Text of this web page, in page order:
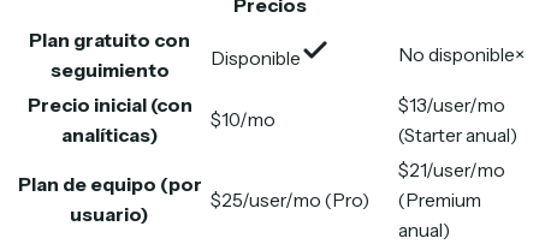
Precios
Plan gratuito con
seguimiento
Disponible No disponible×
Precio inicial (con
analíticas)
$10/mo
$13/user/mo
(Starter anual)
Plan de equipo (por
usuario)
$25/user/mo (Pro)
$21/user/mo
(Premium
anual)